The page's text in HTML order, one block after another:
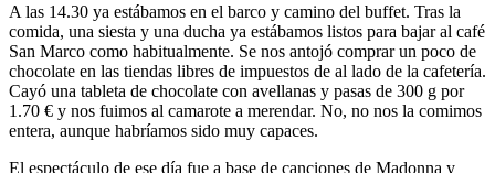
A las 14.30 ya estábamos en el barco y camino del buffet. Tras la
comida, una siesta y una ducha ya estábamos listos para bajar al café
San Marco como habitualmente. Se nos antojó comprar un poco de
chocolate en las tiendas libres de impuestos de al lado de la cafetería.
Cayó una tableta de chocolate con avellanas y pasas de 300 g por
1.70 € y nos fuimos al camarote a merendar. No, no nos la comimos
entera, aunque habríamos sido muy capaces.
El espectáculo de ese día fue a base de canciones de Madonna y